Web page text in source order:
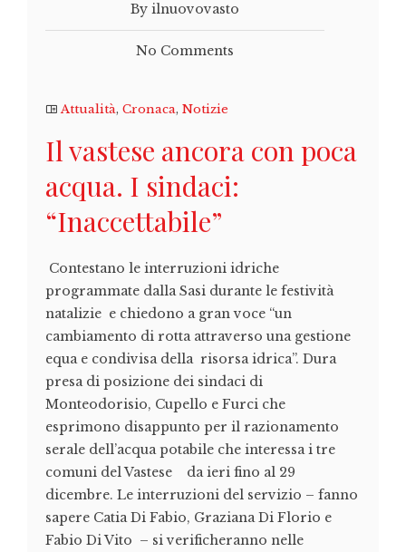
By ilnuovovasto
No Comments
Attualità, Cronaca, Notizie
Il vastese ancora con poca
acqua. I sindaci:
“Inaccettabile”
Contestano le interruzioni idriche
programmate dalla Sasi durante le festività
natalizie e chiedono a gran voce “un
cambiamento di rotta attraverso una gestione
equa e condivisa della risorsa idrica”. Dura
presa di posizione dei sindaci di
Monteodorisio, Cupello e Furci che
esprimono disappunto per il razionamento
serale dell’acqua potabile che interessa i tre
comuni del Vastese da ieri fino al 29
dicembre. Le interruzioni del servizio – fanno
sapere Catia Di Fabio, Graziana Di Florio e
Fabio Di Vito – si verificheranno nelle